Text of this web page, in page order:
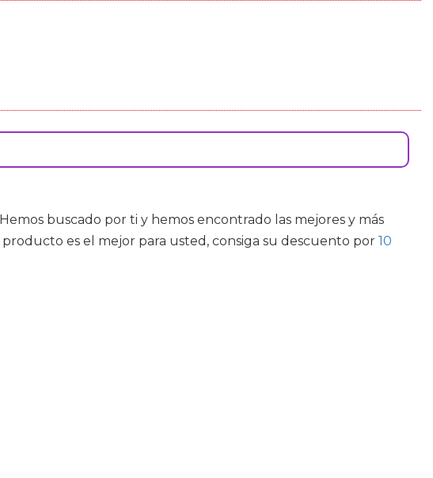
buscado por ti y hemos encontrado las mejores y más
es el mejor para usted, consiga su descuento por 10